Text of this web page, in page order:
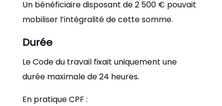
Un bénéficiaire disposant de 2 500 € pouvait
mobiliser l’intégralité de cette somme.
Durée
Le Code du travail fixait uniquement une
durée maximale de 24 heures.
En pratique CPF :